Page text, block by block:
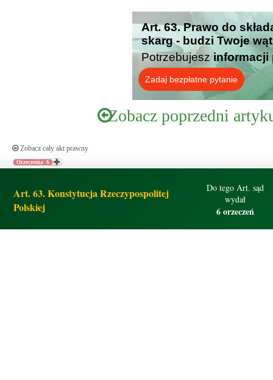
Art. 63. Prawo do
skarg - budzi Twoje
Potrzebujesz informacji
Zadaj bezpłatne pytanie
Zobacz poprzedni
Zobacz cały akt prawny
Orzeczenia: 6
Art. 63. Konstytucja Rzeczypospolitej
Polskiej
Do tego Art. sąd
wydał
6 orzeczeń